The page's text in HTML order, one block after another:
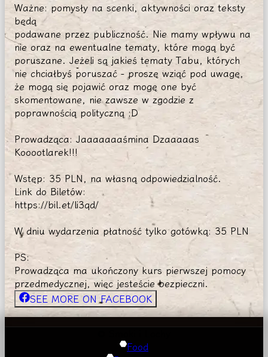
Ważne: pomysły na scenki, aktywności oraz teksty
będą
podawane przez publiczność. Nie mamy wpływu na
nie oraz na ewentualne tematy, które mogą być
poruszane. Jeżeli są jakieś tematy Tabu, których
nie chciałbyś poruszać - proszę wziąć pod uwagę,
że mogą się pojawić oraz mogę one być
skomentowane, nie zawsze w zgodzie z
poprawnością polityczną ;D
Prowadząca: Jaaaaaaaśmina Dzaaaaas
Kooootlarek!!!
Wstęp: 35 PLN, na własną odpowiedzialność.
Link do Biletów:
https://bil.et/li3qd/
W dniu wydarzenia płatność tylko gotówką: 35 PLN
PS:
Prowadząca ma ukończony kurs pierwszej pomocy
przedmedycznej, więc jesteście bezpieczni.
SEE MORE ON FACEBOOK
Food